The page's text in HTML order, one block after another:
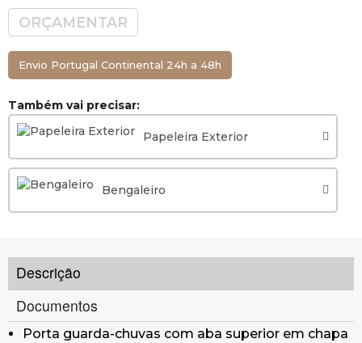
água.
* Nota: Adequado para interior ou uso em exterior
unicamente em area coberta; para exterior
ORÇAMENTAR
Envio Portugal Continental 24h a 48h
Também vai precisar:
Papeleira Exterior
Bengaleiro
Descrição
Documentos
Porta guarda-chuvas com aba superior em chapa